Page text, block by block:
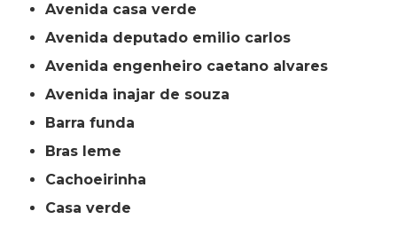
avenida casa verde
avenida deputado emilio carlos
avenida engenheiro caetano alvares
avenida inajar de souza
barra funda
bras leme
cachoeirinha
casa verde